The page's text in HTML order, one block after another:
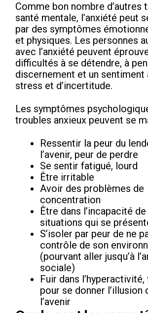
Comme bon nombre d’autres
santé mentale, l’anxiété peut
par des symptômes
et physiques. Les personnes
avec l’anxiété peuvent
difficultés à se détendre, à
discernement et un sentiment
stress et d’incertitude.
Les symptômes
troubles anxieux peuvent se
Ressentir la peur du
l’avenir, peur de perdre
Se sentir fatigué, lourd
Être irritable
Avoir des problèmes de
concentration
Être dans l’incapacité
situations qui se
S’isoler par peur de ne
contrôle de son
(pourvant aller jusqu’à
sociale)
Fuir dans
pour se donner
l’avenir